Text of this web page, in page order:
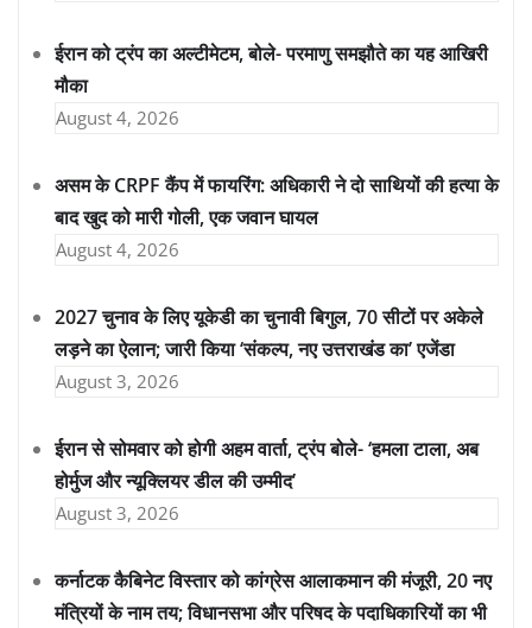
ईरान को ट्रंप का अल्टीमेटम, बोले- परमाणु समझौते का यह आखिरी
मौका
August 4, 2026
असम के CRPF कैंप में फायरिंग: अधिकारी ने दो साथियों की हत्या के
बाद खुद को मारी गोली, एक जवान घायल
August 4, 2026
2027 चुनाव के लिए यूकेडी का चुनावी बिगुल, 70 सीटों पर अकेले
लड़ने का ऐलान; जारी किया ‘संकल्प, नए उत्तराखंड का’ एजेंडा
August 3, 2026
ईरान से सोमवार को होगी अहम वार्ता, ट्रंप बोले- ‘हमला टाला, अब
होर्मुज और न्यूक्लियर डील की उम्मीद’
August 3, 2026
कर्नाटक कैबिनेट विस्तार को कांग्रेस आलाकमान की मंजूरी, 20 नए
मंत्रियों के नाम तय; विधानसभा और परिषद के पदाधिकारियों का भी